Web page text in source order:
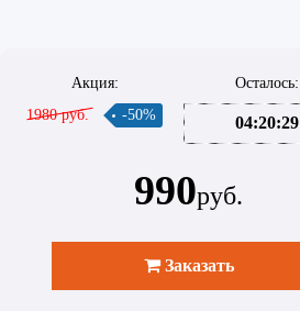
Акция:
1980 руб.
-50%
Осталось:
04:20:29
990руб.
Заказать